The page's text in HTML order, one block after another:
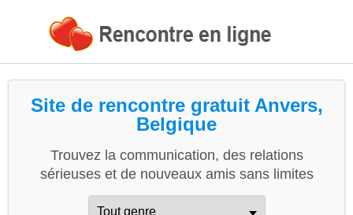
Site de rencontre gratuit Anvers,
Belgique
Trouvez la communication, des relations
sérieuses et de nouveaux amis sans limites